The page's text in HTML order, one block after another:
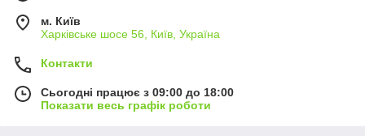
м. Київ
Харківське шосе 56, Київ, Україна
Контакти
Сьогодні працює з 09:00 до 18:00
Показати весь графік роботи